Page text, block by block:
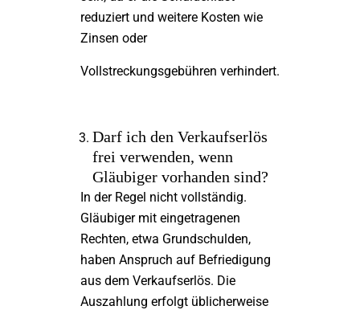
reduziert und weitere Kosten wie
Zinsen oder
Vollstreckungsgebühren verhindert.
Darf ich den Verkaufserlös
frei verwenden, wenn
Gläubiger vorhanden sind?
In der Regel nicht vollständig.
Gläubiger mit eingetragenen
Rechten, etwa Grundschulden,
haben Anspruch auf Befriedigung
aus dem Verkaufserlös. Die
Auszahlung erfolgt üblicherweise